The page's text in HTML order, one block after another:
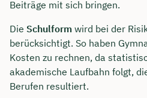
Beiträge mit sich bringen.
Die Schulform wird bei der
berücksichtigt. So haben
Kosten zu rechnen, da
akademische Laufbahn folgt,
Berufen resultiert.